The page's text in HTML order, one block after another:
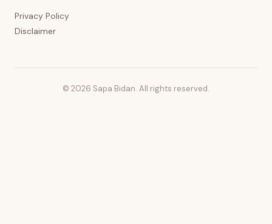
Privacy Policy
Disclaimer
© 2026 Sapa Bidan. All rights reserved.